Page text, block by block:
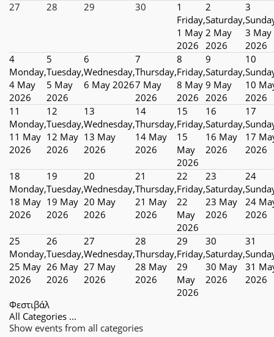
27
28 29 30
1
Friday,
1 May
2026
2
Saturday,
2 May
2026
3
3 May
2026
4
Monday,
4 May
2026
5
Tuesday,
5 May
2026
6
Wednesday,
6 May 2026
7
Thursday,
7 May
2026
8
Friday,
8 May
2026
9
Saturday,
9 May
2026
10
10
2026
11
Monday,
11 May
2026
12
Tuesday,
12 May
2026
13
Wednesday,
13 May
2026
14
Thursday,
14 May
2026
15
Friday,
15
May
2026
16
Saturday,
16 May
2026
17
17
2026
18
Monday,
18 May
2026
19
Tuesday,
19 May
2026
20
Wednesday,
20 May
2026
21
Thursday,
21 May
2026
22
Friday,
22
May
2026
23
Saturday,
23 May
2026
24
24
2026
25
Monday,
25 May
2026
26
Tuesday,
26 May
2026
27
Wednesday,
27 May
2026
28
Thursday,
28 May
2026
29
Friday,
29
May
2026
30
Saturday,
30 May
2026
31
31
2026
Φεστιβάλ
All Categories ...
Show events from all categories